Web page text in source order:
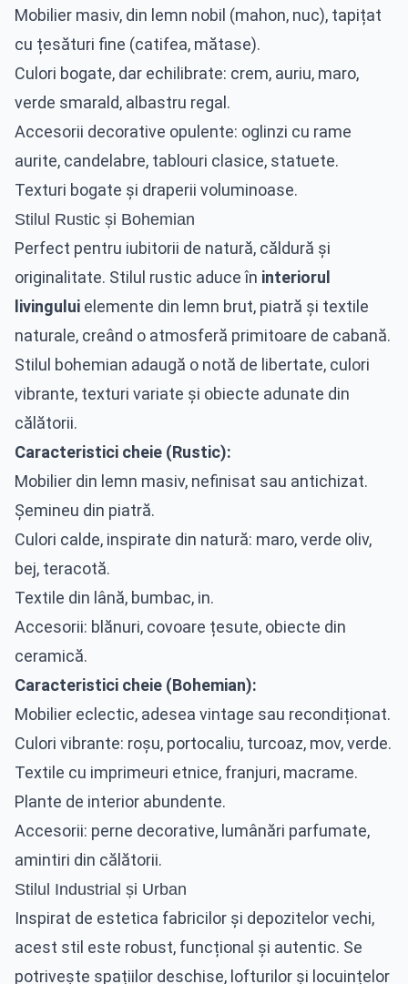
Mobilier masiv, din lemn nobil (mahon, nuc), tapițat
cu țesături fine (catifea, mătase).
Culori bogate, dar echilibrate: crem, auriu, maro,
verde smarald, albastru regal.
Accesorii decorative opulente: oglinzi cu rame
aurite, candelabre, tablouri clasice, statuete.
Texturi bogate și draperii voluminoase.
Stilul Rustic și Bohemian
Perfect pentru iubitorii de natură, căldură și
originalitate. Stilul rustic aduce în interiorul
livingului elemente din lemn brut, piatră și textile
naturale, creând o atmosferă primitoare de cabană.
Stilul bohemian adaugă o notă de libertate, culori
vibrante, texturi variate și obiecte adunate din
călătorii.
Caracteristici cheie (Rustic):
Mobilier din lemn masiv, nefinisat sau antichizat.
Șemineu din piatră.
Culori calde, inspirate din natură: maro, verde oliv,
bej, teracotă.
Textile din lână, bumbac, in.
Accesorii: blănuri, covoare țesute, obiecte din
ceramică.
Caracteristici cheie (Bohemian):
Mobilier eclectic, adesea vintage sau recondiționat.
Culori vibrante: roșu, portocaliu, turcoaz, mov, verde.
Textile cu imprimeuri etnice, franjuri, macrame.
Plante de interior abundente.
Accesorii: perne decorative, lumânări parfumate,
amintiri din călătorii.
Stilul Industrial și Urban
Inspirat de estetica fabricilor și depozitelor vechi,
acest stil este robust, funcțional și autentic. Se
potrivește spațiilor deschise, lofturilor și locuințelor